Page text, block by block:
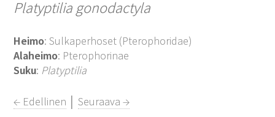
Platyptilia gonodactyla
Heimo: Sulkaperhoset (Pterophoridae)
Alaheimo: Pterophorinae
Suku: Platyptilia
← Edellinen │Seuraava →